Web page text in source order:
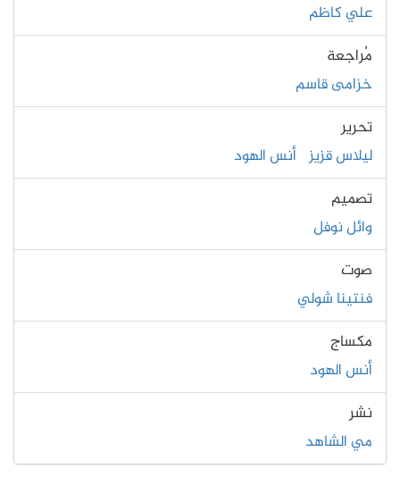
علي كاظم
مُراجعة
خزامى قاسم
تحرير
ليلاس قزيز أنس الهود
تصميم
وائل نوفل
صوت
فنتينا شولي
مكساج
أنس الهود
نشر
مي الشاهد